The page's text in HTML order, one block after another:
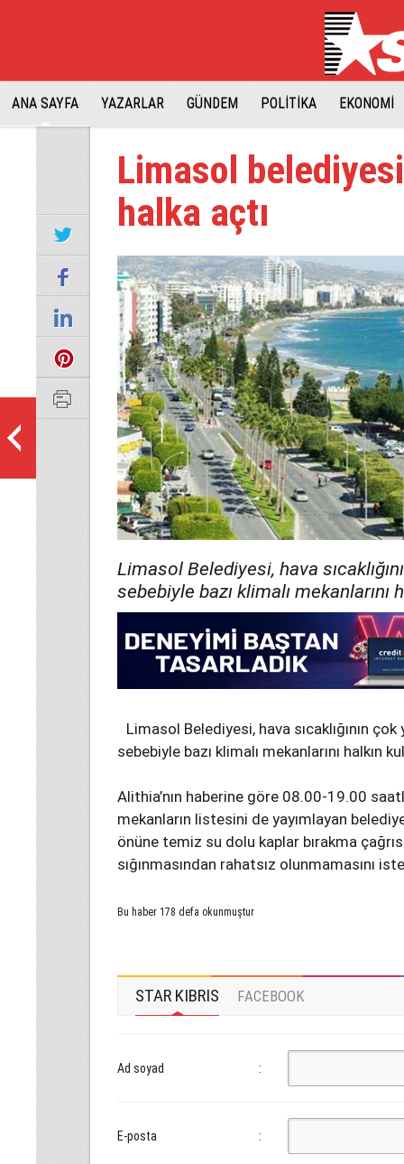
ANA SAYFA YAZARLAR GÜNDEM POLİTİKA EKONOMİ
Limasol
halka açtı
Limasol Belediyesi, hava
sebebiyle bazı klimalı mekanlarını
Limasol Belediyesi, hava sıcaklığının
sebebiyle bazı klimalı mekanlarını halkın
Alithia’nın haberine göre 08.00-19.00
mekanların listesini de yayımlayan
önüne temiz su dolu kaplar bırakma
sığınmasından rahatsız olunmamasını
Bu haber 178 defa okunmuştur
STAR KIBRIS FACEBOOK
Ad soyad :
E-posta :